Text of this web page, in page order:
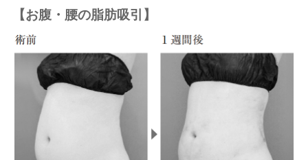
【お腹・腰の脂肪吸引】